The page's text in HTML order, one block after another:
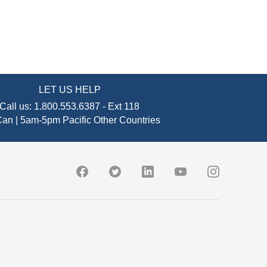
LET US HELP
Call us: 1.800.553.6387 - Ext 118
| 5am-5pm Pacific Other Countries